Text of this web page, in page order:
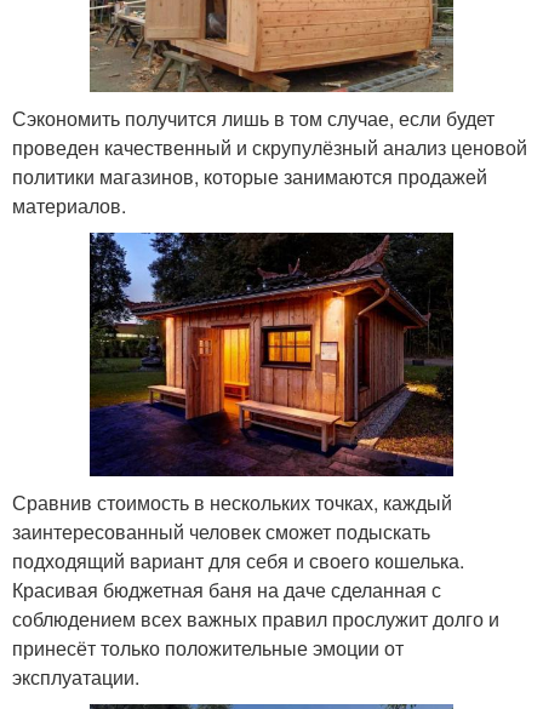
Сэкономить получится лишь в том случае, если будет
проведен качественный и скрупулёзный анализ ценовой
политики магазинов, которые занимаются продажей
материалов.
Сравнив стоимость в нескольких точках, каждый
заинтересованный человек сможет подыскать
подходящий вариант для себя и своего кошелька.
Красивая бюджетная баня на даче сделанная с
соблюдением всех важных правил прослужит долго и
принесёт только положительные эмоции от
эксплуатации.